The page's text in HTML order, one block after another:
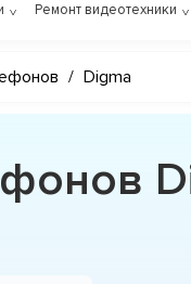
Ремонт видеотехники
/ Digma